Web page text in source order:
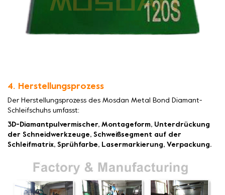
4. Herstellungsprozess
Der Herstellungsprozess des Mosdan Metal Bond Diamant-
Schleifschuhs umfasst:
3D-Diamantpulvermischer, Montageform, Unterdrückung
der Schneidwerkzeuge, Schweißsegment auf der
Schleifmatrix, Sprühfarbe, Lasermarkierung, Verpackung.